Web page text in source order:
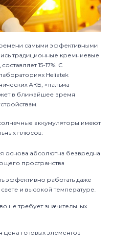
самыми эффективными
традиционные кремниевые
15-17%. С
Heliatek
АКБ, «пальма
в ближайшее время
аккумуляторы имеют
плюсов:
основа абсолютна безвредна
пространства
эффективно работать даже
и высокой температуре.
не требует значительных
готовых элементов